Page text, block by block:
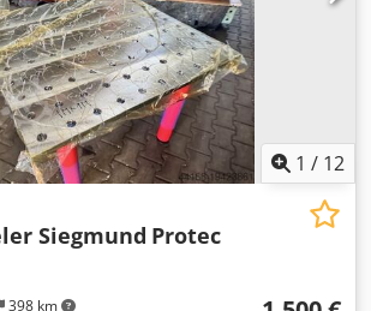
1 / 12
398 km
Siegmund Protec